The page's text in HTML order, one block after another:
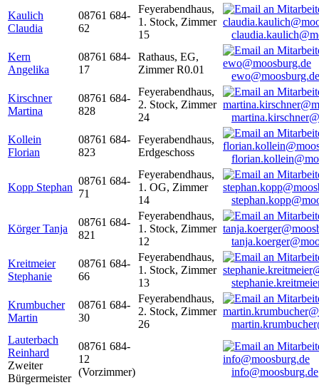
Kaulich
Claudia
08761 684-
62
Feyerabendhaus,
1. Stock, Zimmer
15
Kern
Angelika
08761 684-
17
Rathaus, EG,
Zimmer R0.01
ewo@moosburg.de
Kirschner
Martina
08761 684-
828
Feyerabendhaus,
2. Stock, Zimmer
24
Kollein
Florian
08761 684-
823
Feyerabendhaus,
Erdgeschoss
Kopp Stephan
08761 684-
71
Feyerabendhaus,
1. OG, Zimmer
14
Körger Tanja
08761 684-
821
Feyerabendhaus,
1. Stock, Zimmer
12
Kreitmeier
Stephanie
08761 684-
66
Feyerabendhaus,
1. Stock, Zimmer
13
Krumbucher
Martin
08761 684-
30
Feyerabendhaus,
2. Stock, Zimmer
26
Lauterbach
Reinhard
Zweiter
Bürgermeister
08761 684-
12
(Vorzimmer)
info@moosburg.de